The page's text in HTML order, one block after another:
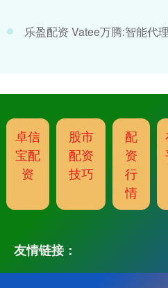
乐盈配资 Vatee万腾:智能代
卓信
宝配
资
股市
配资
技巧
配
资
行
情
友情链接：